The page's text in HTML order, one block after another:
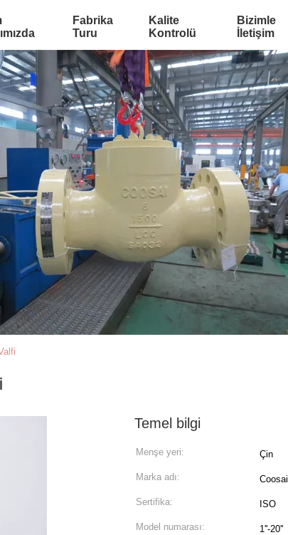
Fabrika
Turu
Kalite
Kontrolü
Bizimle
İletişim
Temel bilgi
Menşe yeri: Çin
Marka adı: Coosai
Sertifika: ISO
Model numarası: 1''-20''